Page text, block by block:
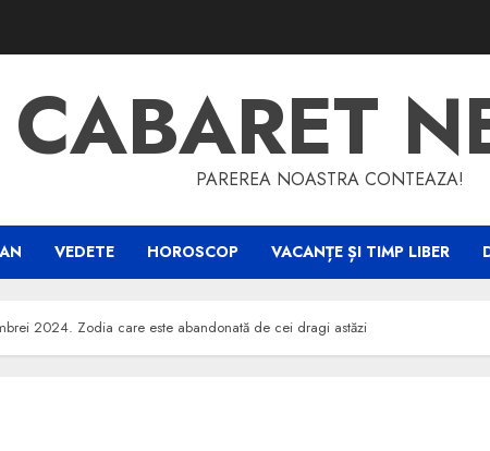
CABARET
PAREREA NOASTRA CONTEAZA!
VEDETE HOROSCOP VACANȚE ȘI TIMP LIBER
2024. Zodia care este abandonată de cei dragi astăzi